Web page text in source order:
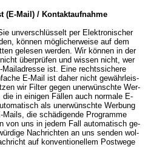
Mail) / Kon­takt­auf­nah­me
un­ver­schlüs­selt per Elek­tro­ni­scher
kön­nen mög­li­cher­wei­se auf dem
ge­le­sen wer­den. Wir kön­nen in der
über­prü­fen und wis­sen nicht, wer
Mail­adres­se ist. Eine rechts­si­che­re
E-Mail ist daher nicht ge­währ­leis­
wir Fil­ter gegen un­er­wünsch­te Wer­
die in ei­ni­gen Fäl­len auch nor­ma­le E-
als un­er­wünsch­te Wer­bung
die schä­di­gen­de Pro­gram­me
von uns in jedem Fall au­to­ma­tisch ge­
Nach­rich­ten an uns sen­den wol­
auf kon­ven­tio­nel­lem Post­we­ge